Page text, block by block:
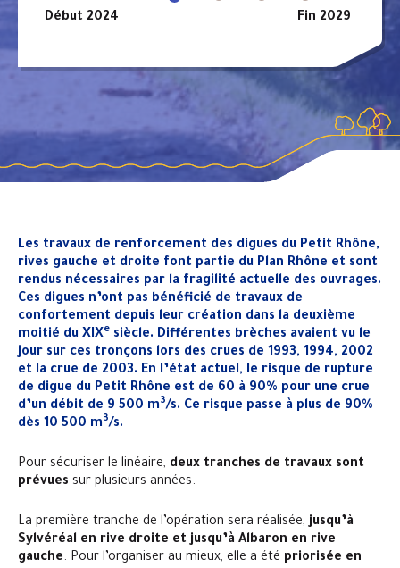
Début 2024 Fin 2029
Les travaux de renforcement des digues du Petit Rhône,
rives gauche et droite font partie du Plan Rhône et sont
rendus nécessaires par la fragilité actuelle des ouvrages.
Ces digues n’ont pas bénéficié de travaux de
confortement depuis leur création dans la deuxième
moitié du XIXe siècle. Différentes brèches avaient vu le
jour sur ces tronçons lors des crues de 1993, 1994, 2002
et la crue de 2003. En l’état actuel, le risque de rupture
de digue du Petit Rhône est de 60 à 90% pour une crue
d’un débit de 9 500 m3/s. Ce risque passe à plus de 90%
dès 10 500 m3/s.
Pour sécuriser le linéaire, deux tranches de travaux sont
prévues sur plusieurs années.
La première tranche de l’opération sera réalisée,jusqu’à
Sylvéréal en rive droite et jusqu’à Albaron en rive
gauche. Pour l’organiser au mieux, elle a été priorisée en